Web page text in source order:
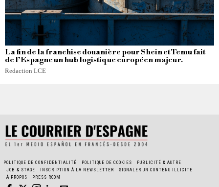
La fin de la franchise douanière pour Shein et Temu fait
de l’Espagne un hub logistique européen majeur.
Redaction LCE
POLITIQUE DE CONFIDENTIALITÉ POLITIQUE DE COOKIES
PUBLICITÉ & AUTRE
JOB & STAGE
INSCRIPTION À LA NEWSLETTER
SIGNALER UN CONTENU ILLICITE
À PROPOS
PRESS ROOM